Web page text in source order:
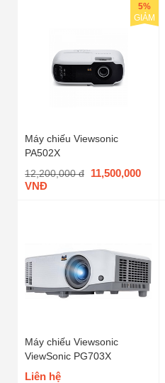
Máy chiếu Viewsonic
PA502X
12,200,000 đ
11,500,000
VNĐ
5%
GIẢM
Máy chiếu Viewsonic
ViewSonic PG703X
Liên hệ